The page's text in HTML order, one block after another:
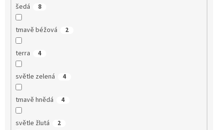
šedá 8
tmavě béžová 2
terra 4
světle zelená 4
tmavě hnědá 4
světle žlutá 2